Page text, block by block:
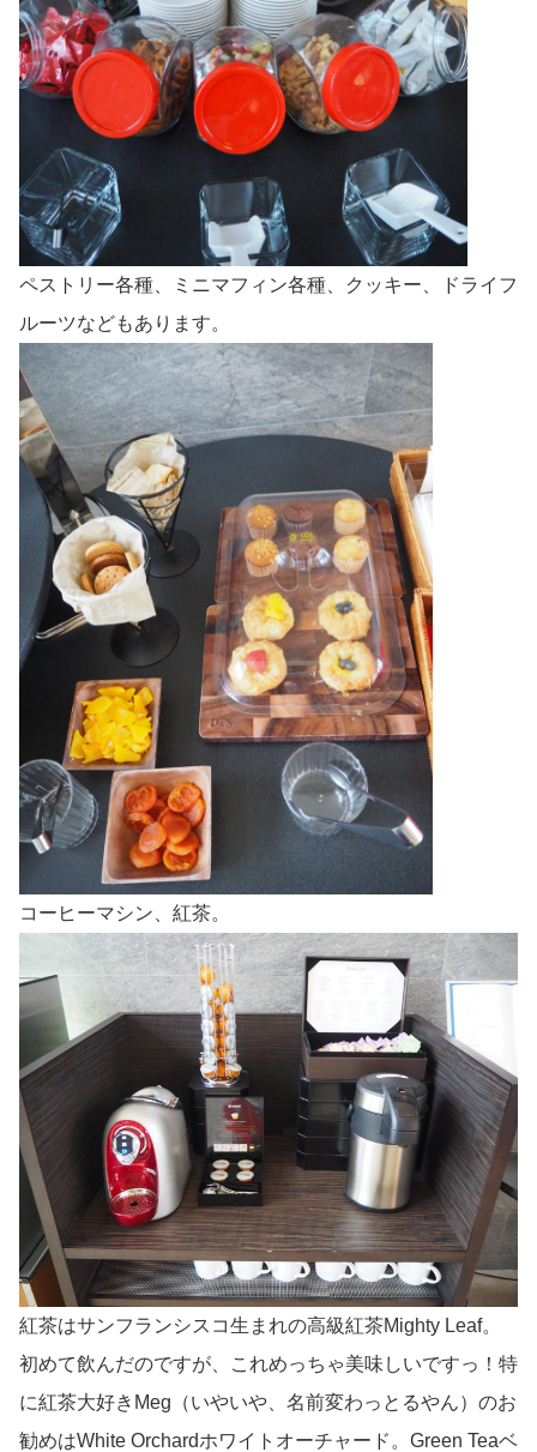
ペストリー各種、ミニマフィン各種、クッキー、ドライフ
ルーツなどもあります。
コーヒーマシン、紅茶。
紅茶はサンフランシスコ生まれの高級紅茶Mighty Leaf。
初めて飲んだのですが、これめっちゃ美味しいですっ！特
に紅茶大好きMeg（いやいや、名前変わっとるやん）のお
勧めはWhite Orchardホワイトオーチャード。Green Teaベ